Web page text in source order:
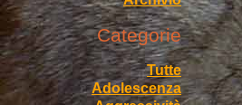
Categorie
Tutte
Adolescenza